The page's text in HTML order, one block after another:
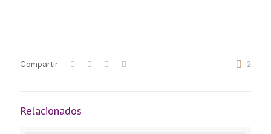
Compartir 2
Relacionados